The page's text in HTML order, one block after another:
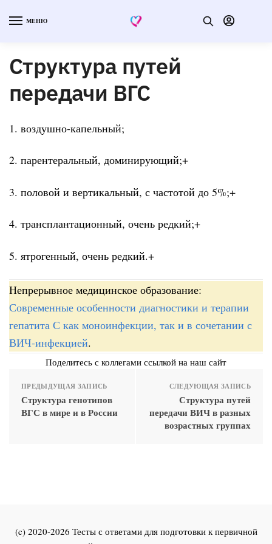
МЕНЮ
Структура путей
передачи ВГС
1. воздушно-капельный;
2. парентеральный, доминирующий;+
3. половой и вертикальный, с частотой до 5%;+
4. трансплантационный, очень редкий;+
5. ятрогенный, очень редкий.+
Непрерывное медицинское образование:
Современные особенности диагностики и терапии
гепатита С как моноинфекции, так и в сочетании с
ВИЧ-инфекцией.
Поделитесь с коллегами ссылкой на наш сайт
ПРЕДЫДУЩАЯ ЗАПИСЬ
Структура генотипов
ВГС в мире и в России
СЛЕДУЮЩАЯ ЗАПИСЬ
Структура путей
передачи ВИЧ в разных
возрастных группах
(c) 2020-2026 Тесты с ответами для подготовки к первичной